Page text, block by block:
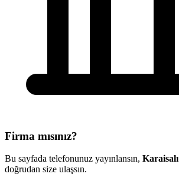
Firma mısınız?
Bu sayfada telefonunuz yayınlansın, Karaisalı
doğrudan size ulaşsın.